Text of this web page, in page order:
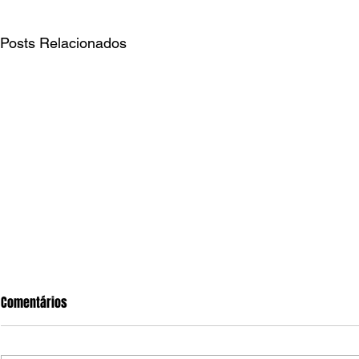
Posts Relacionados
Comentários